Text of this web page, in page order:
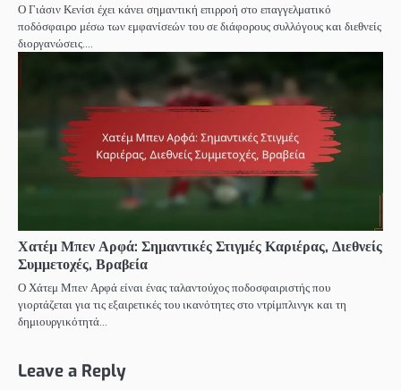
Ο Γιάσιν Κενίσι έχει κάνει σημαντική επιρροή στο επαγγελματικό
ποδόσφαιρο μέσω των εμφανίσεών του σε διάφορους συλλόγους και διεθνείς
διοργανώσεις.…
Χατέμ Μπεν Αρφά: Σημαντικές Στιγμές Καριέρας, Διεθνείς
Συμμετοχές, Βραβεία
Ο Χάτεμ Μπεν Αρφά είναι ένας ταλαντούχος ποδοσφαιριστής που
γιορτάζεται για τις εξαιρετικές του ικανότητες στο ντρίμπλινγκ και τη
δημιουργικότητά…
Leave a Reply